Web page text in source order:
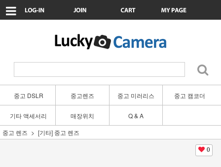
중고 DSLR 중고렌즈 중고 미러리스 중고 캠코더
기타 액세서리 매장위치
Q & A
중고 렌즈
[기타] 중고 렌즈
0